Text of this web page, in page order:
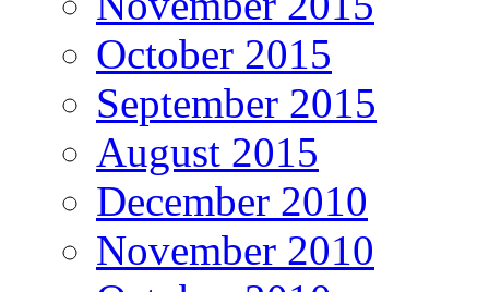
October 2015
September 2015
August 2015
December 2010
November 2010